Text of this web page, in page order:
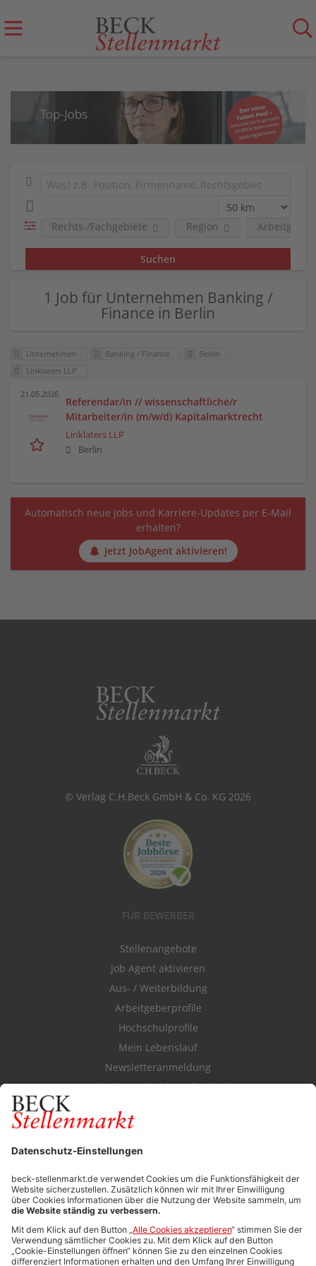
Rechts-/Fachgebiete Region
1 Job für Unternehmen Banking /
Finance in Berlin
Unternehmen Banking / Finance
Berlin
Linklaters LLP
21.05.2026
Referendar/in // wissenschaftliche/r
Mitarbeiter/in (m/w/d) Kapitalmarktrecht
Linklaters LLP
Berlin
Automatisch neue Jobs und Karriere-Updates per E-Mail
erhalten?
Jetzt JobAgent aktivieren!
© Verlag C.H.Beck GmbH & Co. KG 2026
FÜR BEWERBER
Stellenangebote
Job Agent aktivieren
Aus- / Weiterbildung
Arbeitgeberprofile
Hochschulprofile
Mein Lebenslauf
Newsletteranmeldung
Durchsuchen Sie den Stellenkatalog
FÜR ARBEITGEBER
Stellenmarktpreise
Anzeigen-AGB
Media-Daten
Newsletteranmeldung
Produktübersicht